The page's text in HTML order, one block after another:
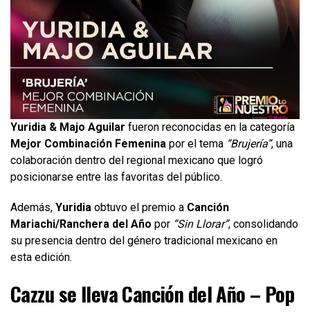
Yuridia & Majo Aguilar fueron reconocidas en la categoría
Mejor Combinación Femenina por el tema “Brujería”, una
colaboración dentro del regional mexicano que logró
posicionarse entre las favoritas del público.
Además, Yuridia obtuvo el premio a Canción
Mariachi/Ranchera del Año por “Sin Llorar”, consolidando
su presencia dentro del género tradicional mexicano en
esta edición.
Cazzu se lleva Canción del Año – Pop